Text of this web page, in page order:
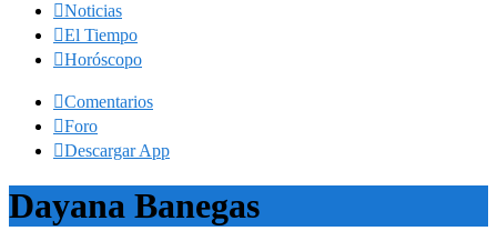
Noticias
El Tiempo
Horóscopo
Comentarios
Foro
Descargar App
Dayana Banegas